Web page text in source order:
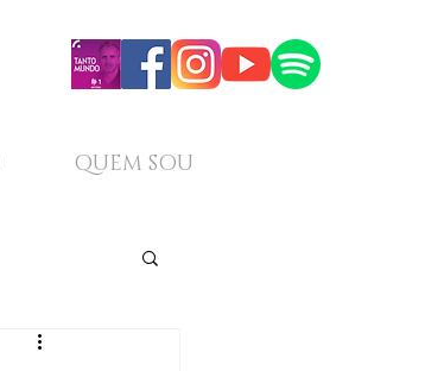
QUEM SOU